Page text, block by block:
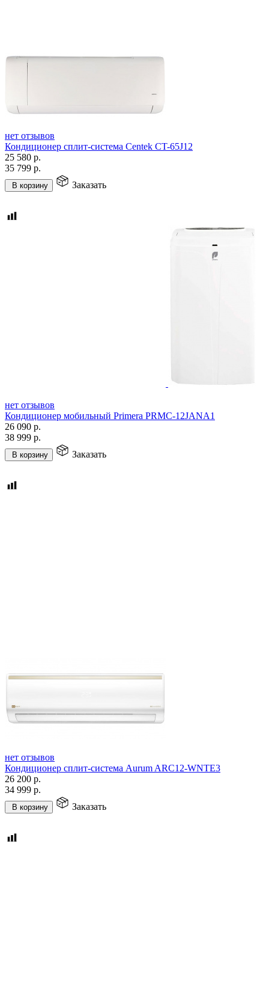
нет отзывов
Кондиционер сплит-система Centek CT-65J12
25 580 р.
35 799 р.
В корзину Заказать
нет отзывов
Кондиционер мобильный Primera PRMC-12JANA1
26 090 р.
38 999 р.
В корзину Заказать
нет отзывов
Кондиционер сплит-система Aurum ARC12-WNTE3
26 200 р.
34 999 р.
В корзину Заказать